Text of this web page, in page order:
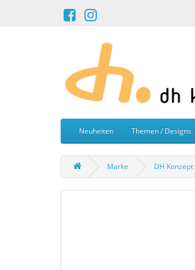
Neuheiten Themen / Designs
Marke DH Konzept